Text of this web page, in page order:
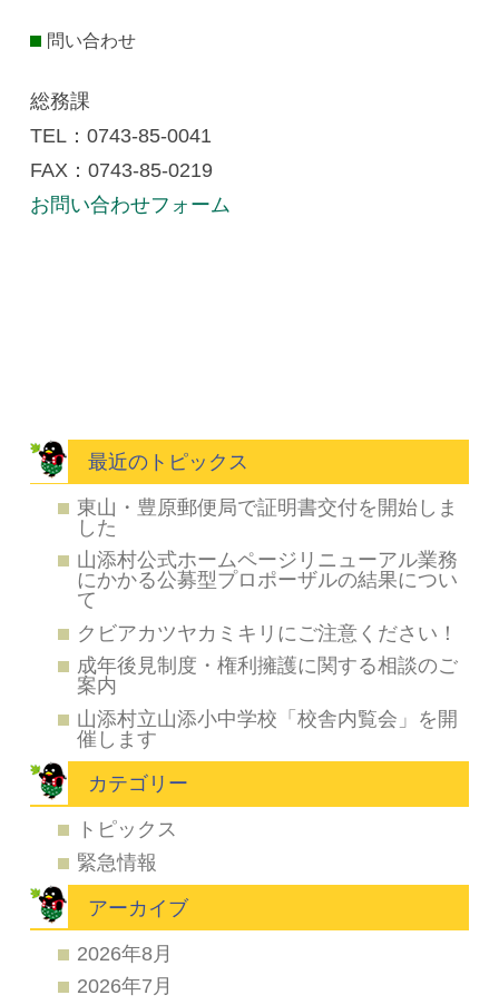
問い合わせ
総務課
TEL：0743-85‐0041
FAX：0743-85-0219
お問い合わせフォーム
最近のトピックス
東山・豊原郵便局で証明書交付を開始しま
した
山添村公式ホームページリニューアル業務
にかかる公募型プロポーザルの結果につい
て
クビアカツヤカミキリにご注意ください！
成年後見制度・権利擁護に関する相談のご
案内
山添村立山添小中学校「校舎内覧会」を開
催します
カテゴリー
トピックス
緊急情報
アーカイブ
2026年8月
2026年7月